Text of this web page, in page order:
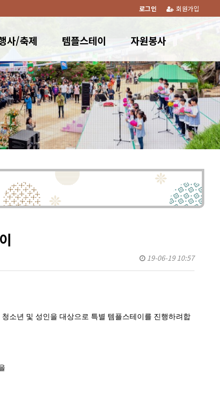
회원가입
로그인
사/축제 템플스테이 자원봉사
19-06-19 10:57
소년 및 성인을 대상으로 특별 템플스테이를 진행하려합